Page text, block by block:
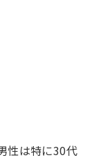
性は特に30代